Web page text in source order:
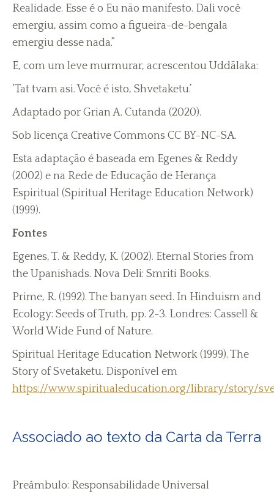
Realidade. Esse é o Eu não manifesto. Dali você
emergiu, assim como a figueira-de-bengala
emergiu desse nada.”
E, com um leve murmurar, acrescentou Uddãlaka:
‘Tat tvam asi. Você é isto, Shvetaketu.’
Adaptado por Grian A. Cutanda (2020).
Sob licença Creative Commons CC BY-NC-SA.
Esta adaptação é baseada em Egenes & Reddy
(2002) e na Rede de Educação de Herança
Espiritual (Spiritual Heritage Education Network)
(1999).
Fontes
Egenes, T. & Reddy, K. (2002). Eternal Stories from
the Upanishads. Nova Deli: Smriti Books.
Prime, R. (1992). The banyan seed. In Hinduism and
Ecology: Seeds of Truth, pp. 2-3. Londres: Cassell &
World Wide Fund of Nature.
Spiritual Heritage Education Network (1999). The
Story of Svetaketu. Disponível em
https://www.spiritualeducation.org/library/story/
Associado ao texto da Carta da Terra
Preâmbulo: Responsabilidade Universal